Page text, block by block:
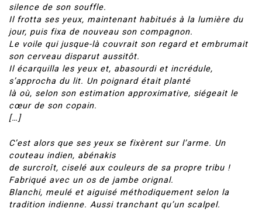
silence de son souffle.
Il frotta ses yeux, maintenant habitués à la lumière du
jour, puis fixa de nouveau son compagnon.
Le voile qui jusque-là couvrait son regard et embrumait
son cerveau disparut aussitôt.
Il écarquilla les yeux et, abasourdi et incrédule,
s’approcha du lit. Un poignard était planté
là où, selon son estimation approximative, siégeait le
cœur de son copain.
[…]
C’est alors que ses yeux se fixèrent sur l’arme. Un
couteau indien, abénakis
de surcroît, ciselé aux couleurs de sa propre tribu !
Fabriqué avec un os de jambe orignal.
Blanchi, meulé et aiguisé méthodiquement selon la
tradition indienne. Aussi tranchant qu’un scalpel.